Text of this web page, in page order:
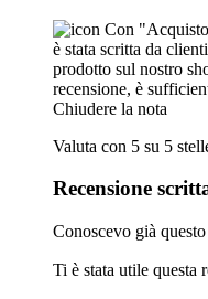
Con
è stata scritta da
prodotto sul nostro
recensione, è
Chiudere la nota
Valuta con 5 su 5
Recensione
Conoscevo già
Ti è stata utile questa